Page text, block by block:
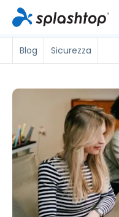
Blog Sicurezza